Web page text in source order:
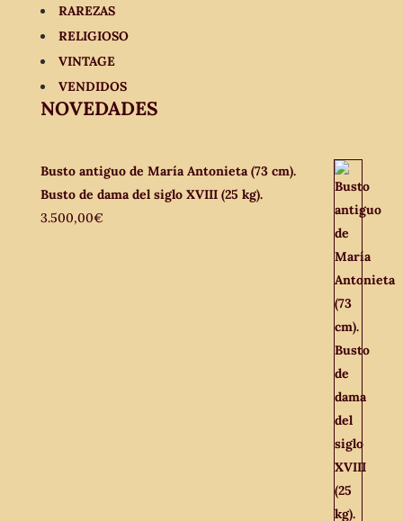
RAREZAS
RELIGIOSO
VINTAGE
VENDIDOS
NOVEDADES
Busto antiguo de María Antonieta (73 cm).
Busto de dama del siglo XVIII (25 kg).
3.500,00€